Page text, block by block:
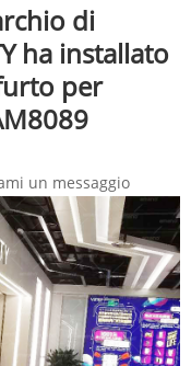
di
ha installato
per
un messaggio